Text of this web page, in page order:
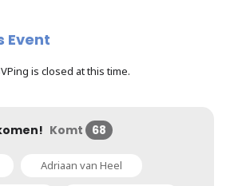
Event
is closed at this time.
Komt 68
Adriaan van Heel